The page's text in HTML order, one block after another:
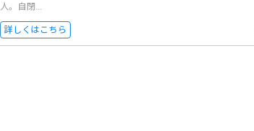
人。自閉...
詳しくはこちら